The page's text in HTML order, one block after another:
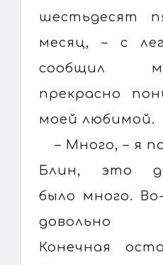
шестьдесят
месяц, – с
сообщил
прекрасно
моей любимой.
– Много, – я
Блин, это
было много.
довольно
Конечная